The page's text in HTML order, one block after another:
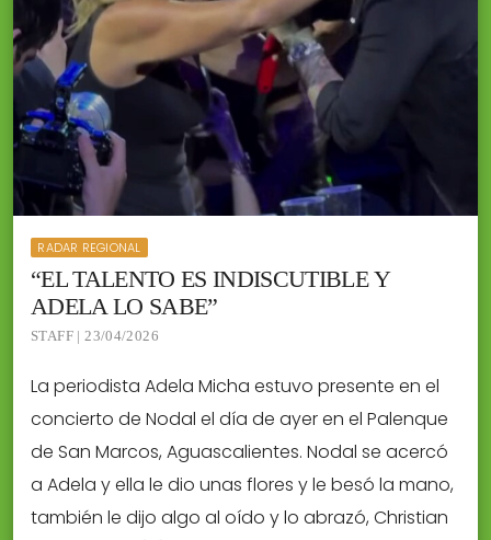
RADAR REGIONAL
“EL TALENTO ES INDISCUTIBLE Y
ADELA LO SABE”
STAFF | 23/04/2026
La periodista Adela Micha estuvo presente en el
concierto de Nodal el día de ayer en el Palenque
de San Marcos, Aguascalientes. Nodal se acercó
a Adela y ella le dio unas flores y le besó la mano,
también le dijo algo al oído y lo abrazó, Christian